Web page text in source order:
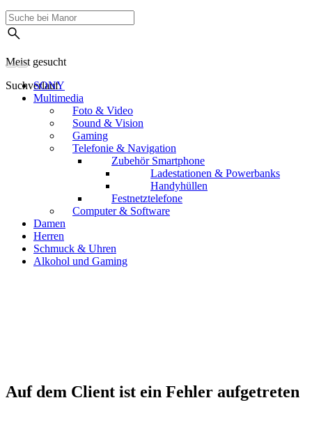
Meist gesucht
Suchverlauf
SONY
Multimedia
Foto & Video
Sound & Vision
Gaming
Telefonie & Navigation
Zubehör Smartphone
Ladestationen & Powerbanks
Handyhüllen
Festnetztelefone
Computer & Software
Damen
Herren
Schmuck & Uhren
Alkohol und Gaming
Auf dem Client ist ein Fehler aufgetreten